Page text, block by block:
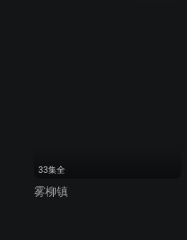
33集全
雾柳镇